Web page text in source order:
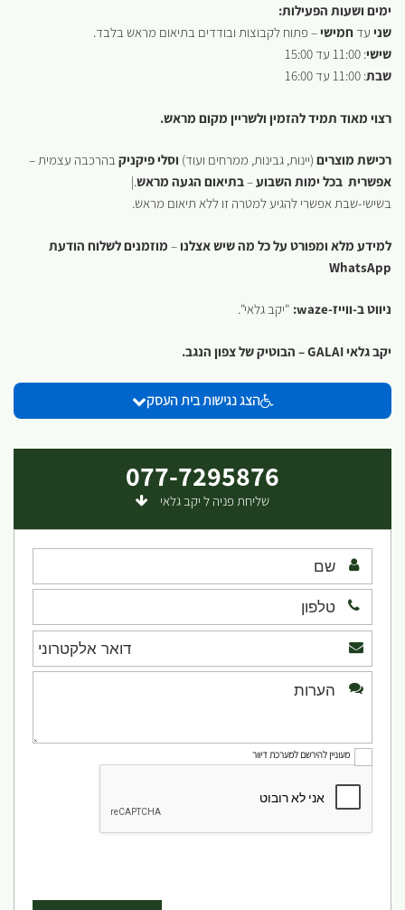
ימים ושעות הפעילות:
שני עד חמישי– פתוח לקבוצות ובודדים בתיאום מראש בלבד.
שישי: 11:00 עד 15:00
שבת: 11:00 עד 16:00
רצוי מאוד תמיד להזמין ולשריין מקום מראש.
רכישת מוצרים (יינות, גבינות, ממרחים ועוד) וסלי פיקניקבהרכבה עצמית –
אפשרית בכל ימות השבוע–בתיאום הגעה מראש.|
בשישי-שבת אפשרי להגיע למטרה זו ללא תיאום מראש.
למידע מלא ומפורט על כל מה שיש אצלנו– מוזמנים לשלוח הודעת
WhatsApp
ניווט ב-ווייז-waze
: "יקב גלאי".
יקב גלאיGALAI– הבוטיק של צפון הנגב.
הצג נגישות בית העסק
077-7295876
שליחת פניה ל יקב גלאי
מעוניין להירשם למערכת דיוור